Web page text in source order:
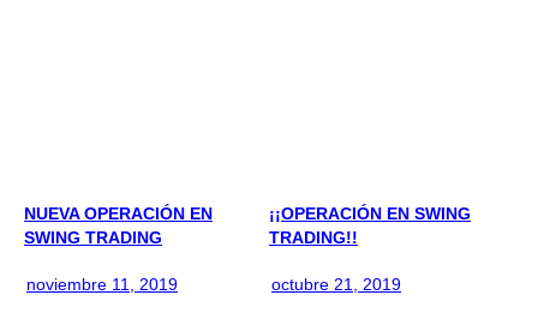
NUEVA OPERACIÓN EN
SWING TRADING
noviembre 11, 2019
¡¡OPERACIÓN EN SWING
TRADING!!
octubre 21, 2019